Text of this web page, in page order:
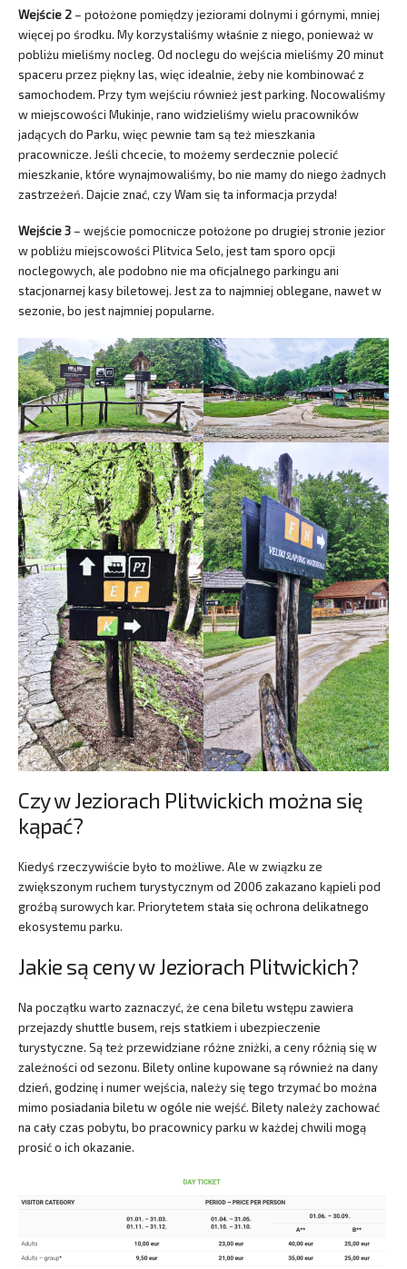
Wejście 2 – położone pomiędzy jeziorami dolnymi i górnymi, mniej
więcej po środku. My korzystaliśmy właśnie z niego, ponieważ w
pobliżu mieliśmy nocleg. Od noclegu do wejścia mieliśmy 20 minut
spaceru przez piękny las, więc idealnie, żeby nie kombinować z
samochodem. Przy tym wejściu również jest parking. Nocowaliśmy
w miejscowości Mukinje, rano widzieliśmy wielu pracowników
jadących do Parku, więc pewnie tam są też mieszkania
pracownicze. Jeśli chcecie, to możemy serdecznie polecić
mieszkanie, które wynajmowaliśmy, bo nie mamy do niego żadnych
zastrzeżeń. Dajcie znać, czy Wam się ta informacja przyda!
Wejście 3 – wejście pomocnicze położone po drugiej stronie jezior
w pobliżu miejscowości Plitvica Selo, jest tam sporo opcji
noclegowych, ale podobno nie ma oficjalnego parkingu ani
stacjonarnej kasy biletowej. Jest za to najmniej oblegane, nawet w
sezonie, bo jest najmniej popularne.
Czy w Jeziorach Plitwickich można się
kąpać?
Kiedyś rzeczywiście było to możliwe. Ale w związku ze
zwiększonym ruchem turystycznym od 2006 zakazano kąpieli pod
groźbą surowych kar. Priorytetem stała się ochrona delikatnego
ekosystemu parku.
Jakie są ceny w Jeziorach Plitwickich?
Na początku warto zaznaczyć, że cena biletu wstępu zawiera
przejazdy shuttle busem, rejs statkiem i ubezpieczenie
turystyczne. Są też przewidziane różne zniżki, a ceny różnią się w
zależności od sezonu. Bilety online kupowane są również na dany
dzień, godzinę i numer wejścia, należy się tego trzymać bo można
mimo posiadania biletu w ogóle nie wejść. Bilety należy zachować
na cały czas pobytu, bo pracownicy parku w każdej chwili mogą
prosić o ich okazanie.